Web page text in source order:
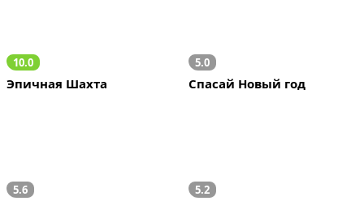
10.0
Эпичная Шахта
5.0
Спасай Новый год
5.6 5.2